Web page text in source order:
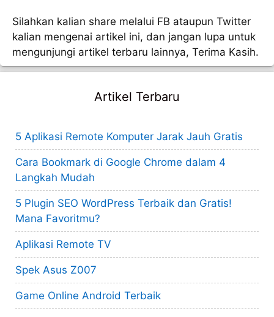
Silahkan kalian share melalui FB ataupun Twitter
kalian mengenai artikel ini, dan jangan lupa untuk
mengunjungi artikel terbaru lainnya, Terima Kasih.
Artikel Terbaru
5 Aplikasi Remote Komputer Jarak Jauh Gratis
Cara Bookmark di Google Chrome dalam 4
Langkah Mudah
5 Plugin SEO WordPress Terbaik dan Gratis!
Mana Favoritmu?
Aplikasi Remote TV
Spek Asus Z007
Game Online Android Terbaik